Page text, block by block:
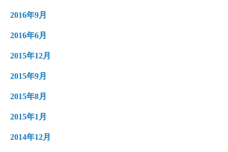
2016年9月
2016年6月
2015年12月
2015年9月
2015年8月
2015年1月
2014年12月